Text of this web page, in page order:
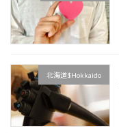
北海道$Hokkaido